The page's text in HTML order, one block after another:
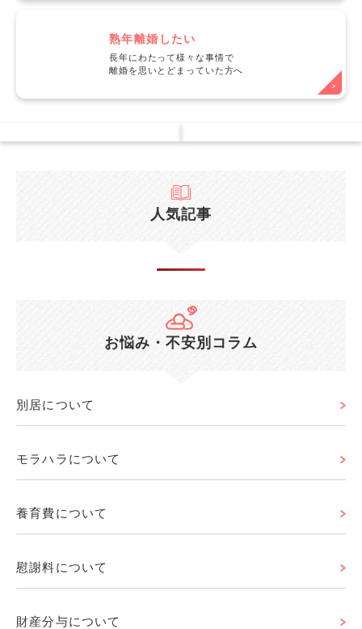
熟年離婚したい
長年にわたって様々な事情で
離婚を思いとどまっていた方へ
人気記事
お悩み・不安別コラム
別居について
モラハラについて
養育費について
慰謝料について
財産分与について